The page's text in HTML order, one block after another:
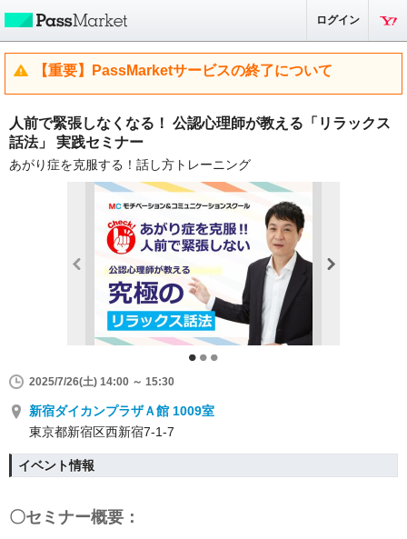
ログイン
【重要】PassMarketサービスの終了について
人前で緊張しなくなる！ 公認心理師が教える「リラックス
話法」 実践セミナー
あがり症を克服する！話し方トレーニング
2025/7/26(土) 14:00 ～ 15:30
新宿ダイカンプラザＡ館 1009室
東京都新宿区西新宿7-1-7
イベント情報
〇セミナー概要：